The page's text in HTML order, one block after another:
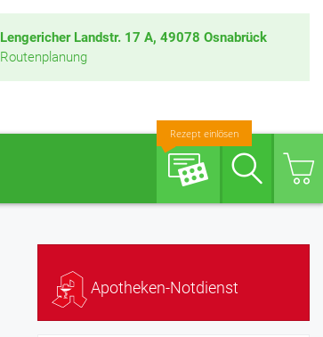
Lengericher Landstr. 17 A, 49078 Osnabrück
Routenplanung
Rezept einlösen
Suche
Apotheken-Notdienst